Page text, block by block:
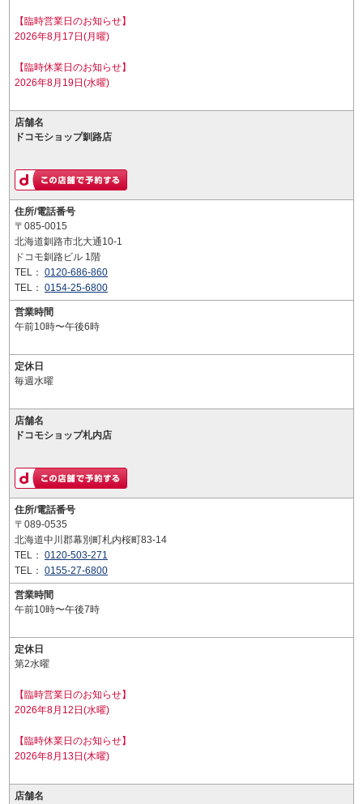
【臨時営業日のお知らせ】
2026年8月17日(月曜)
【臨時休業日のお知らせ】
2026年8月19日(水曜)
店舗名
ドコモショップ釧路店
住所/電話番号
〒085-0015
北海道釧路市北大通10-1
ドコモ釧路ビル 1階
TEL： 0120-686-860
TEL： 0154-25-6800
営業時間
午前10時〜午後6時
定休日
毎週水曜
店舗名
ドコモショップ札内店
住所/電話番号
〒089-0535
北海道中川郡幕別町札内桜町83-14
TEL： 0120-503-271
TEL： 0155-27-6800
営業時間
午前10時〜午後7時
定休日
第2水曜
【臨時営業日のお知らせ】
2026年8月12日(水曜)
【臨時休業日のお知らせ】
2026年8月13日(木曜)
店舗名